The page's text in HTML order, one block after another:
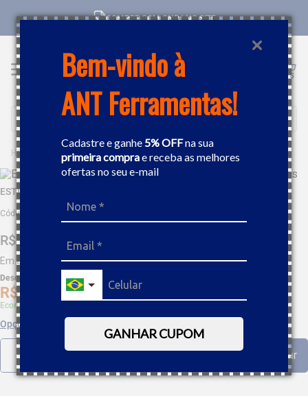
Bem-vindo à
ANT Ferramentas!
Cadastre e ganhe5% OFFna sua
primeira comprae receba as melhores
ofertas no seu e-mail
GANHAR CUPOM
COMPRE COM CNPJ NO SITE
Buscar
FERRAMENTAS MANUAIS ESTILETE ESTILETE 8" OITO LÂMINAS TRAMONTINA 43390308
ESTILETE 8" OITO LÂMINAS TRAMONTINA 43390308
Código
R$ 27
Em até 13,54sem juros
Desc. de
R$
Economize 5% à vista com Boleto, PIX
Opções de parcelamento